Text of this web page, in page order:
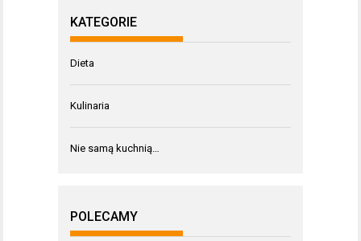
KATEGORIE
Dieta
Kulinaria
Nie samą kuchnią…
POLECAMY